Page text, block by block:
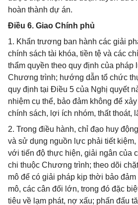
hoàn thành dự án.
Điều 6. Giao Chính phủ
1. Khẩn trương ban hành các giải
chính sách tài khóa, tiền tệ và các
thẩm quyền theo quy định của pháp
Chương trình; hướng dẫn tổ chức
quy định tại Điều 5 của Nghị quyết
nhiệm cụ thể, bảo đảm không để
chính sách, lợi ích nhóm, thất thoát,
2. Trong điều hành, chỉ đạo huy
và sử dụng nguồn lực phải tiết
với tiến độ thực hiện, giải ngân của
chi thuộc Chương trình; theo dõi
mô để có giải pháp kịp thời bảo
mô, các cân đối lớn, trong đó đặc
tiêu về lạm phát, nợ xấu; phấn đấu